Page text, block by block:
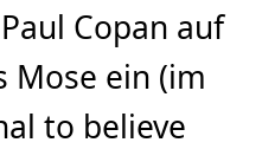
Copan auf
Mose ein (im
to believe